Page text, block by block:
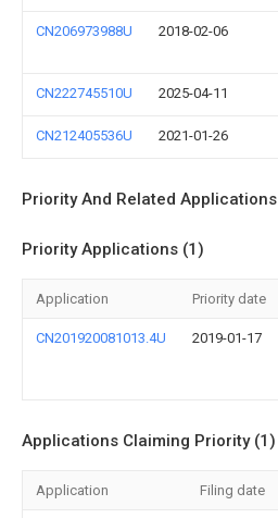
CN206973988U 2018-02-06
CN222745510U 2025-04-11
CN212405536U 2021-01-26
Priority And Related Applications
Priority Applications (1)
Application Priority date
CN201920081013.4U 2019-01-17
Applications Claiming Priority (1)
Application Filing date